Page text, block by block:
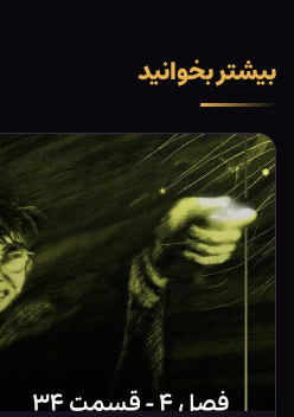
بیشتر بخوانید